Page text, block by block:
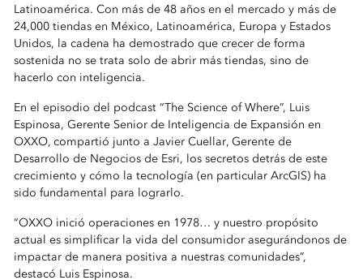
Latinoamérica. Con más de 48 años en el mercado y más de
24,000 tiendas en México, Latinoamérica, Europa y Estados
Unidos, la cadena ha demostrado que crecer de forma
sostenida no se trata solo de abrir más tiendas, sino de
hacerlo con inteligencia.
En el episodio del podcast “The Science of Where”, Luis
Espinosa, Gerente Senior de Inteligencia de Expansión en
OXXO, compartió junto a Javier Cuellar, Gerente de
Desarrollo de Negocios de Esri, los secretos detrás de este
crecimiento y cómo la tecnología (en particular ArcGIS) ha
sido fundamental para lograrlo.
“OXXO inició operaciones en 1978… y nuestro propósito
actual es simplificar la vida del consumidor asegurándonos de
impactar de manera positiva a nuestras comunidades”,
destacó Luis Espinosa.